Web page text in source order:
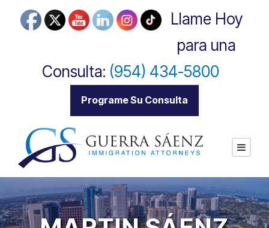
Llame Hoy
para una
Consulta: (954) 434-5800|
Programe Su Consulta